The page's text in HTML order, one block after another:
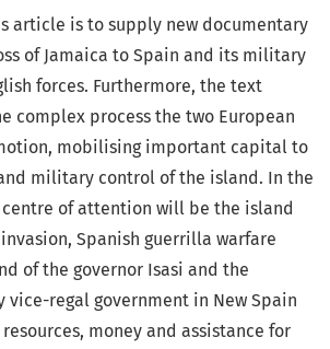
article is to supply new documentary
of Jamaica to Spain and its military
forces. Furthermore, the text
complex process the two European
mobilising important capital to
military control of the island. In the
centre of attention will be the island
Spanish guerrilla warfare
of the governor Isasi and the
vice-regal government in New Spain
money and assistance for